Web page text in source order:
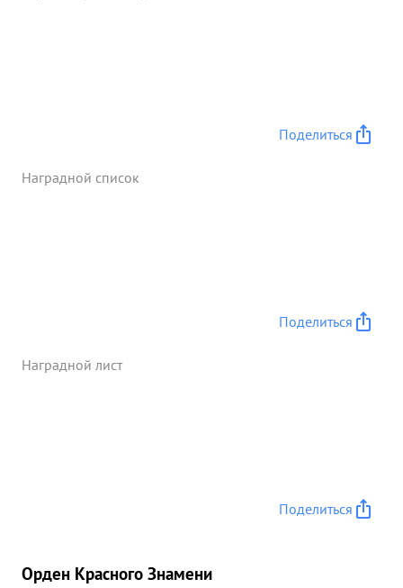
Поделиться
Наградной список
Поделиться
Наградной лист
Поделиться
Орден Красного Знамени